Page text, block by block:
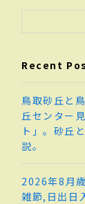
Recent
鳥取砂丘と
丘センター
ト」。砂丘
説。
2026年8月
雑節,日出日